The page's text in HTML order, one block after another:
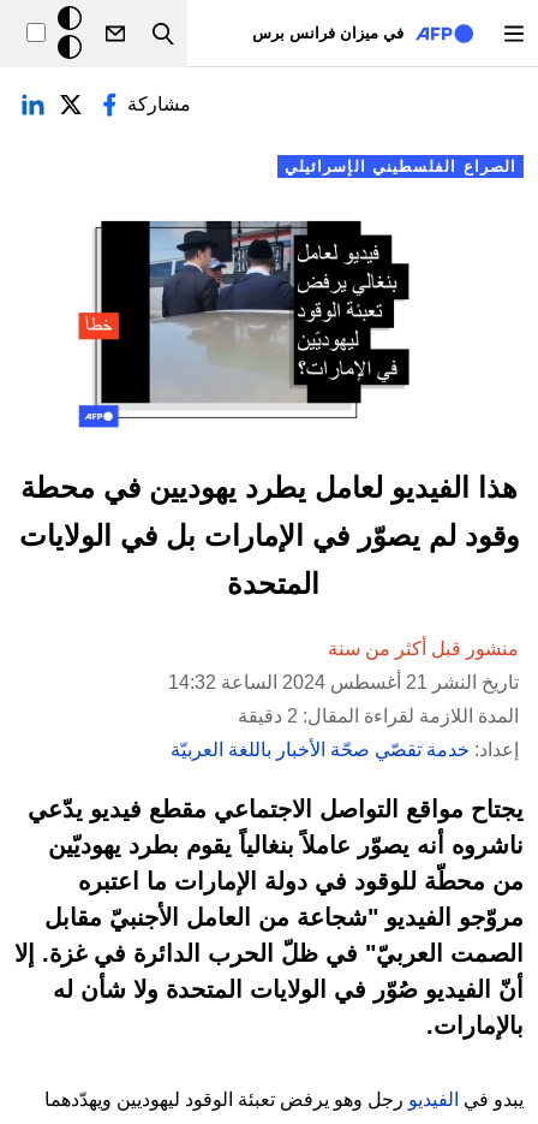
في ميزان فرانس برس
Search
خلفيّة
داكنة
التبويبات الأساسية
الصراع الفلسطيني الإسرائيلي
مشاركة
هذا الفيديو لعامل يطرد يهوديين في محطة
وقود لم يصوّر في الإمارات بل في الولايات
المتحدة
منشور قبل أكثر من سنة
تاريخ النشر 21 أغسطس 2024 الساعة 14:32
المدة اللازمة لقراءة المقال: 2 دقيقة
إعداد: خدمة تقصّي صحّة الأخبار باللغة العربيّة
يجتاح مواقع التواصل الاجتماعي مقطع فيديو يدّعي
ناشروه أنه يصوّر عاملاً بنغالياً يقوم بطرد يهوديّين
من محطّة للوقود في دولة الإمارات ما اعتبره
مروّجو الفيديو "شجاعة من العامل الأجنبيّ مقابل
الصمت العربيّ" في ظلّ الحرب الدائرة في غزة. إلا
أنّ الفيديو صُوّر في الولايات المتحدة ولا شأن له
بالإمارات.
يبدو في الفيديو رجل وهو يرفض تعبئة الوقود ليهوديين ويهدّدهما